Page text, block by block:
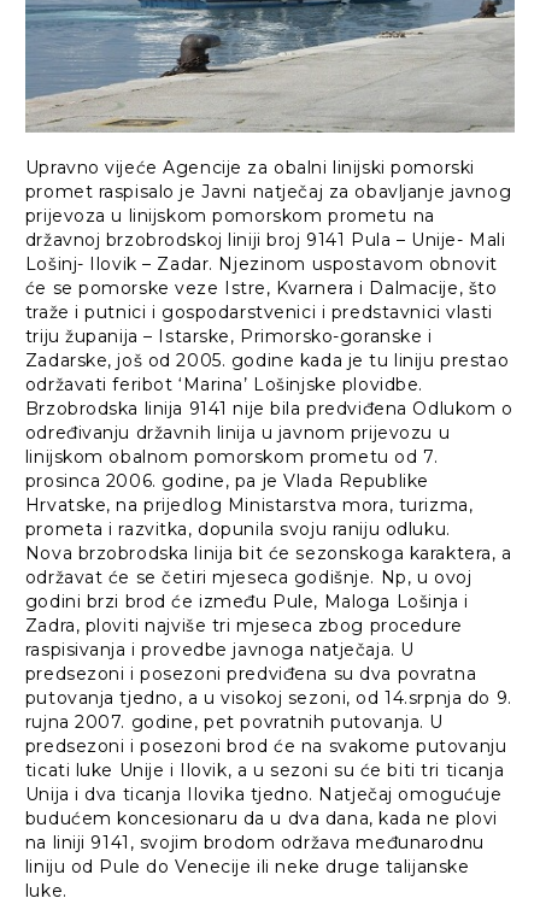
Upravno vijeće Agencije za obalni linijski pomorski
promet raspisalo je Javni natječaj za obavljanje javnog
prijevoza u linijskom pomorskom prometu na
državnoj brzobrodskoj liniji broj 9141 Pula – Unije- Mali
Lošinj- Ilovik – Zadar. Njezinom uspostavom obnovit
će se pomorske veze Istre, Kvarnera i Dalmacije, što
traže i putnici i gospodarstvenici i predstavnici vlasti
triju županija – Istarske, Primorsko-goranske i
Zadarske, još od 2005. godine kada je tu liniju prestao
održavati feribot ‘Marina’ Lošinjske plovidbe.
Brzobrodska linija 9141 nije bila predviđena Odlukom o
određivanju državnih linija u javnom prijevozu u
linijskom obalnom pomorskom prometu od 7.
prosinca 2006. godine, pa je Vlada Republike
Hrvatske, na prijedlog Ministarstva mora, turizma,
prometa i razvitka, dopunila svoju raniju odluku.
Nova brzobrodska linija bit će sezonskoga karaktera, a
održavat će se četiri mjeseca godišnje. Np, u ovoj
godini brzi brod će između Pule, Maloga Lošinja i
Zadra, ploviti najviše tri mjeseca zbog procedure
raspisivanja i provedbe javnoga natječaja. U
predsezoni i posezoni predviđena su dva povratna
putovanja tjedno, a u visokoj sezoni, od 14.srpnja do 9.
rujna 2007. godine, pet povratnih putovanja. U
predsezoni i posezoni brod će na svakome putovanju
ticati luke Unije i Ilovik, a u sezoni su će biti tri ticanja
Unija i dva ticanja Ilovika tjedno. Natječaj omogućuje
budućem koncesionaru da u dva dana, kada ne plovi
na liniji 9141, svojim brodom održava međunarodnu
liniju od Pule do Venecije ili neke druge talijanske
luke.